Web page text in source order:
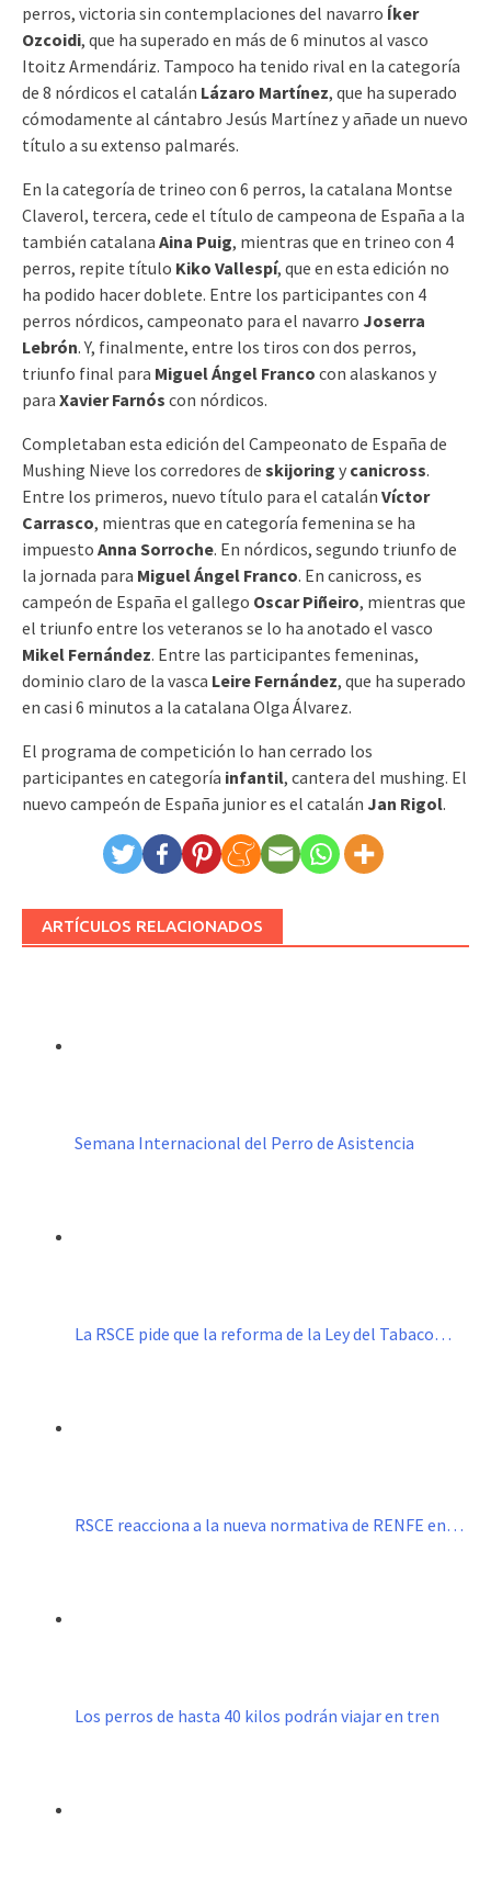
perros, victoria sin contemplaciones del navarro Íker
Ozcoidi, que ha superado en más de 6 minutos al vasco
Itoitz Armendáriz. Tampoco ha tenido rival en la categoría
de 8 nórdicos el catalán Lázaro Martínez, que ha superado
cómodamente al cántabro Jesús Martínez y añade un nuevo
título a su extenso palmarés.
En la categoría de trineo con 6 perros, la catalana Montse
Claverol, tercera, cede el título de campeona de España a la
también catalana Aina Puig, mientras que en trineo con 4
perros, repite título Kiko Vallespí, que en esta edición no
ha podido hacer doblete. Entre los participantes con 4
perros nórdicos, campeonato para el navarro Joserra
Lebrón. Y, finalmente, entre los tiros con dos perros,
triunfo final para Miguel Ángel Franco con alaskanos y
para Xavier Farnós con nórdicos.
Completaban esta edición del Campeonato de España de
Mushing Nieve los corredores de skijoring y canicross.
Entre los primeros, nuevo título para el catalán Víctor
Carrasco, mientras que en categoría femenina se ha
impuesto Anna Sorroche. En nórdicos, segundo triunfo de
la jornada para Miguel Ángel Franco. En canicross, es
campeón de España el gallego Oscar Piñeiro, mientras que
el triunfo entre los veteranos se lo ha anotado el vasco
Mikel Fernández. Entre las participantes femeninas,
dominio claro de la vasca Leire Fernández, que ha superado
en casi 6 minutos a la catalana Olga Álvarez.
El programa de competición lo han cerrado los
participantes en categoría infantil, cantera del mushing. El
nuevo campeón de España junior es el catalán Jan Rigol.
ARTÍCULOS RELACIONADOS
Semana Internacional del Perro de Asistencia
La RSCE pide que la reforma de la Ley del Tabaco…
RSCE reacciona a la nueva normativa de RENFE en…
Los perros de hasta 40 kilos podrán viajar en tren